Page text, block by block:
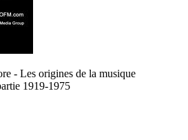
- Les origines de la musique
1919-1975